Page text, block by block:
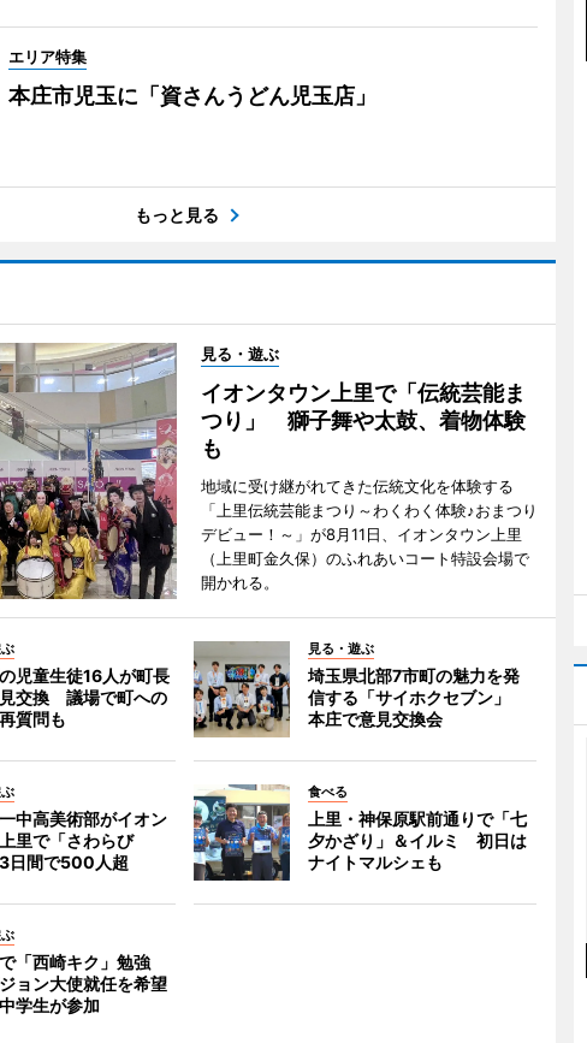
エリア特集
本庄市児玉に「資さんうどん児玉店」
もっと見る
見る・遊ぶ
イオンタウン上里で「伝統芸能ま
つり」 獅子舞や太鼓、着物体験
も
地域に受け継がれてきた伝統文化を体験する
「上里伝統芸能まつり～わくわく体験♪おまつり
デビュー！～」が8月11日、イオンタウン上里
（上里町金久保）のふれあいコート特設会場で
開かれる。
の児童生徒16人が町長
交換 議場で町への
質問も
見る・遊ぶ
埼玉県北部7市町の魅力を発
信する「サイホクセブン」
本庄で意見交換会
中高美術部がイオン
里で「さわらび
間で500人超
食べる
上里・神保原駅前通りで「七
夕かざり」＆イルミ 初日は
ナイトマルシェも
で「西崎キク」勉強
ョン大使就任を希望
学生が参加